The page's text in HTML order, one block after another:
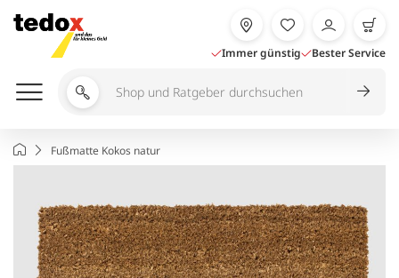
Inhalt
springen
Immer günstig Bester Service
Shop
Ratgeber
durchsuchen
StartseiteFußmatte Kokos natur